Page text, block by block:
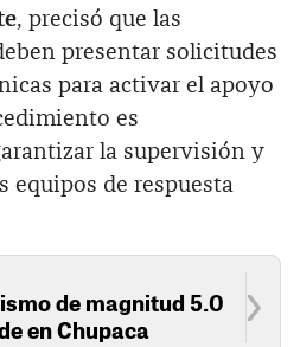
, precisó que las
presentar solicitudes
para activar el apoyo
es
la supervisión y
equipos de respuesta
de magnitud 5.0
en Chupaca